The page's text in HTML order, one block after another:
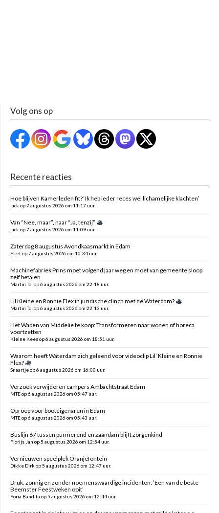
Volg ons op
Recente reacties
Hoe blijven Kamerleden fit? ‘Ik heb ieder reces wel lichamelijke klachten’
jack op 7 augustus 2026 om 11:17 uur.
Van “Nee, maar”, naar “Ja, tenzij”
jack op 7 augustus 2026 om 11:09 uur.
Zaterdag 8 augustus Avondkaasmarkt in Edam
Eket op 7 augustus 2026 om 10:34 uur.
Machinefabriek Prins moet volgend jaar weg en moet van gemeente sloop
zelf betalen
Martin Tol op 6 augustus 2026 om 22:18 uur.
Lil Kleine en Ronnie Flex in juridische clinch met de Waterdam?
Martin Tol op 6 augustus 2026 om 22:13 uur.
Het Wapen van Middelie te koop: Transformeren naar wonen of horeca
voortzetten
Kleine Kees op 6 augustus 2026 om 18:51 uur.
Waarom heeft Waterdam zich geleend voor videoclip Lil’ Kleine en Ronnie
Flex?
Snaartje op 6 augustus 2026 om 16:00 uur.
Verzoek verwijderen campers Ambachtstraat Edam
MTE op 6 augustus 2026 om 05:47 uur.
Oproep voor booteigenaren in Edam
MTE op 6 augustus 2026 om 05:43 uur.
Buslijn 67 tussen purmerend en zaandam blijft zorgenkind
Florijs Jan op 5 augustus 2026 om 12:54 uur.
Vernieuwen speelplek Oranjefontein
Dikke Dirk op 5 augustus 2026 om 12:47 uur.
Druk, zonnig en zonder noemenswaardige incidenten: ’Een van de beste
Beemster Feestweken ooit’
Foria Bandita op 5 augustus 2026 om 12:44 uur.